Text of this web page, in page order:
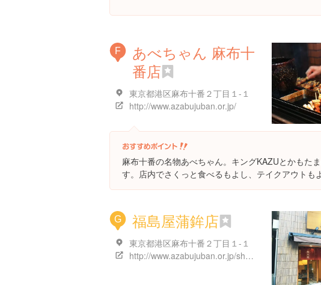
F
あべちゃん 麻布十
番店
東京都港区麻布十番２丁目１-１
http://www.azabujuban.or.jp/
麻布十番の名物あべちゃん。キングKAZUとかもた
す。店内でさくっと食べるもよし、テイクアウトも
G 福島屋蒲鉾店
東京都港区麻布十番２丁目１-１
http://www.azabujuban.or.jp/shop/food/242/